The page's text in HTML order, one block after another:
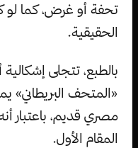
تحفة أو غرض، كما
الحقيقية.
بالطبع، تتجلى
«المتحف
مصري قديم، باعتبار
المقام الأول.